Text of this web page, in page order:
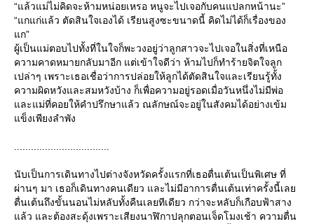
“แล้วแม่ไม่คิดจะห้ามหน่อยเหรอ หนูจะไปเจอกับคนแปลกหน้านะ”
“แกแก่แล้ว ตัดสินใจเองได้ เรียนสูงซะขนาดนี้ คิดไม่ได้ก็เรื่องของ
ก”
ผู้เป็นแม่ตอบไปทั้งที่ในใจก็พะวงอยู่ว่าลูกสาวจะไปเจอในสิ่งที่เหนือ
ความคาดหมายกลับมาอีก แต่เข้าใจดีว่า ห้ามไปก็ทำร้ายจิตใจลูก
เปล่าๆ เพราะเธอเชื่อว่าการปล่อยให้ลูกได้ตัดสินใจและเรียนรู้ทั้ง
ความผิดหวังและสมหวังบ้าง ก็เพื่อความอยู่รอดเมื่อวันหนึ่งไม่มีพ่อ
ละแม่ที่คอยให้คำปรึกษาแล้ว ณลักษณ์จะอยู่ในสังคมได้อย่างเข้ม
ข็งเพียงลำพัง
นับเป็นการเดินทางไปต่างจังหวัดครั้งแรกที่เธอตื่นเต้นเป็นพิเศษ ที่
ผ่านๆ มา เธอก็เดินทางคนเดียว และไม่มีอาการตื่นเต้นเท่าครั้งนี้เล
ตื่นเต้นถึงขั้นนอนไม่หลับทั้งคืนเลยทีเดียว กว่าจะหลับก็เกือบฟ้าสาง
ล้ว และต้องสะดุ้งเพราะเสียงนาฬิกาปลุกตอนเจ็ดโมงเช้า ความตื่น